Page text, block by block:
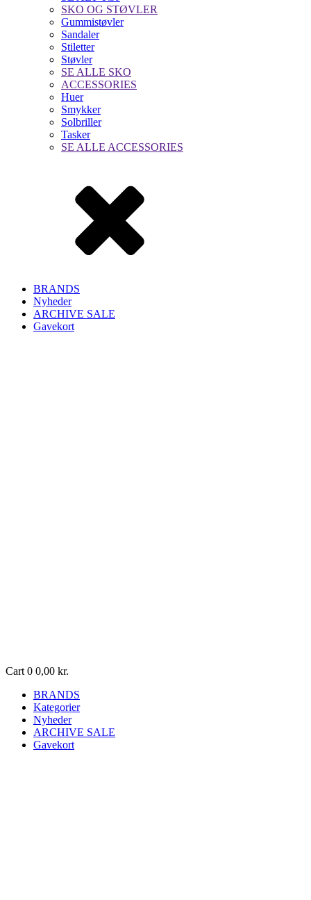
SKO OG STØVLER
Gummistøvler
Sandaler
Stiletter
Støvler
SE ALLE SKO
ACCESSORIES
Huer
Smykker
Solbriller
Tasker
SE ALLE ACCESSORIES
BRANDS
Nyheder
ARCHIVE SALE
Gavekort
Cart 0 0,00 kr.
BRANDS
Kategorier
Nyheder
ARCHIVE SALE
Gavekort